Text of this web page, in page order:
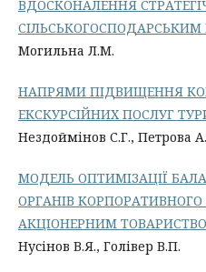
ВДОСКОНАЛЕННЯ
Могильна Л.М.
НАПРЯМИ ПІДВИЩЕННЯ
ЕКСКУРСІЙНИХ ПОСЛУГ
Нездоймінов С.Г., Петрова
МОДЕЛЬ ОПТИМІЗАЦІЇ
ОРГАНІВ
АКЦІОНЕРНИМ
Нусінов В.Я., Голівер В.П.